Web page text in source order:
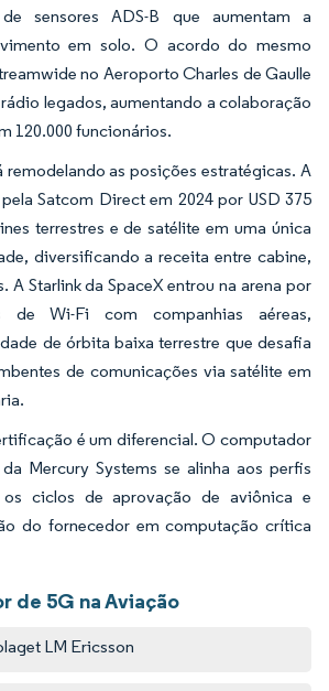
sensores ADS-B que aumentam a
em solo. O acordo do mesmo
no Aeroporto Charles de Gaulle
legados, aumentando a colaboração
120.000 funcionários.
remodelando as posições estratégicas. A
Satcom Direct em 2024 por USD 375
terrestres e de satélite em uma única
diversificando a receita entre cabine,
A Starlink da SpaceX entrou na arena por
de Wi-Fi com companhias aéreas,
de órbita baixa terrestre que desafia
de comunicações via satélite em
é um diferencial. O computador
Mercury Systems se alinha aos perfis
os ciclos de aprovação de aviônica e
do fornecedor em computação crítica
de 5G na Aviação
LM Ericsson